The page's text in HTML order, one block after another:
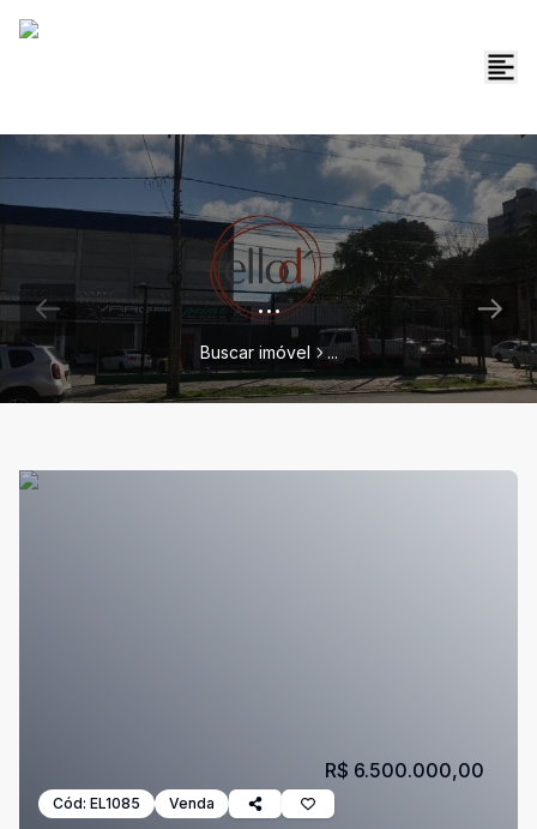
...
Buscar imóvel ...
Cód: EL1085 Venda
R$ 6.500.000,00